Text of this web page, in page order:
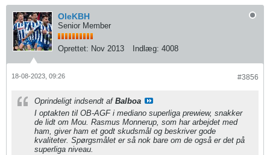
OleKBH
Senior Member
Oprettet: Nov 2013 Indlæg: 4008
#3856
18-08-2023, 09:26
Oprindeligt indsendt af Balboa
I optakten til OB-AGF i mediano superliga prewiew, snakker
de lidt om Mou. Rasmus Monnerup, som har arbejdet med
ham, giver ham et godt skudsmål og beskriver gode
kvaliteter. Spørgsmålet er så nok bare om de også er det på
superliga niveau.